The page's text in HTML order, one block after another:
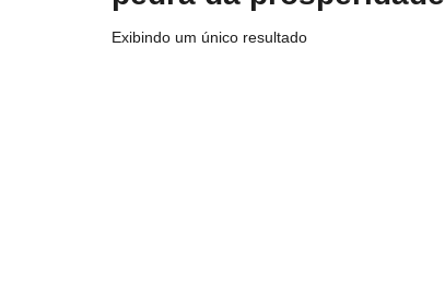
Exibindo um único resultado